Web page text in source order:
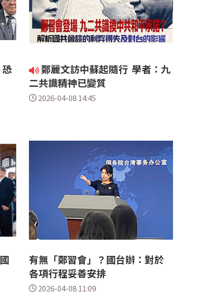
鄭麗文訪中蘇起隨行 學者：九
二共識精神已變質
2026-04-08 14:45
有無「鄭習會」？國台辦：對於
各項行程妥善安排
2026-04-08 11:09